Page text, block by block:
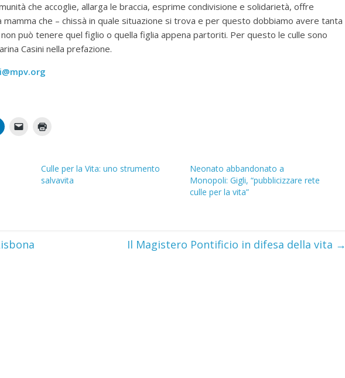
che accoglie, allarga le braccia, esprime condivisione e solidarietà, offre
che – chissà in quale situazione si trova e per questo dobbiamo avere tanta
può tenere quel figlio o quella figlia appena partoriti. Per questo le culle sono
Casini nella prefazione.
Culle per la Vita: uno strumento
salvavita
Neonato abbandonato a
Monopoli: Gigli, “pubblicizzare rete
culle per la vita”
Il Magistero Pontificio in difesa della vita →